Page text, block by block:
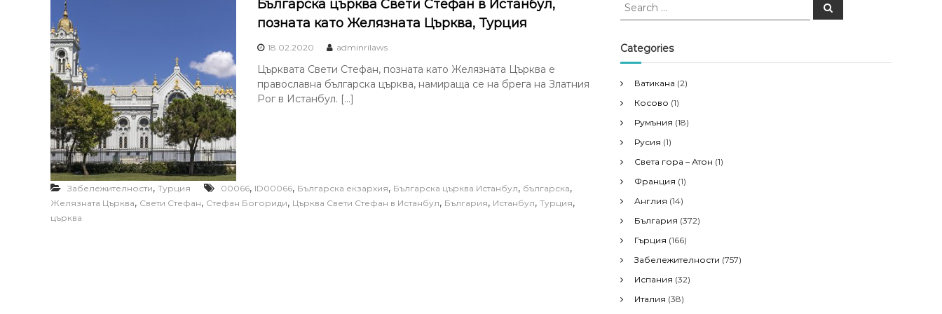
Българска църква Свети Стефан в Истанбул,
позната като Желязната Църква, Турция
18.02.2020 adminrilaws
Църквата Свети Стефан, позната като Желязната Църква е
православна българска църква, намираща се на брега на Златния
Рог в Истанбул. […]
Забележителности, Турция 00066, ID00066, Българска екзархия, Българска църква Истанбул, българска,
Желязната Църква, Свети Стефан, Стефан Богориди, Църква Свети Стефан в Истанбул, България, Истанбул, Турция,
църква
r
c
f
o
r
S
e
Categories
Ватикана (2)
Косово (1)
Румъния (18)
Русия (1)
Света гора – Атон (1)
Франция (1)
Англия (14)
България (372)
Гърция (166)
Забележителности (757)
Испания (32)
Италия (38)